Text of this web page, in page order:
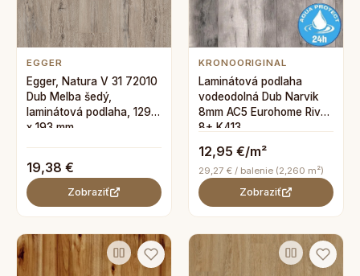
EGGER
Egger, Natura V 31 72010
Dub Melba šedý,
laminátová podlaha, 1292
x 193 mm
19,38 €
Zobraziť
KRONOORIGINAL
Laminátová podlaha
vodeodolná Dub Narvik
8mm AC5 Eurohome River
8+ K413
12,95 €/m²
29,27 € / balenie (2,260 m²)
Zobraziť